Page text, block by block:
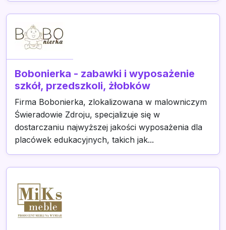
Bobonierka - zabawki i wyposażenie
szkół, przedszkoli, żłobków
Firma Bobonierka, zlokalizowana w malowniczym
Świeradowie Zdroju, specjalizuje się w
dostarczaniu najwyższej jakości wyposażenia dla
placówek edukacyjnych, takich jak...